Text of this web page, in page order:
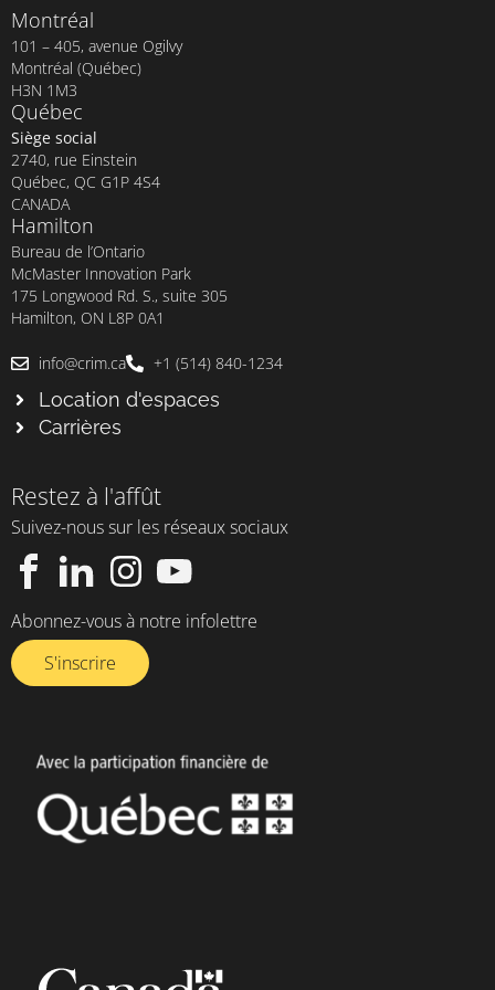
Montréal
101 – 405, avenue Ogilvy
Montréal (Québec)
H3N 1M3
Québec
Siège social
2740, rue Einstein
Québec, QC G1P 4S4
CANADA
Hamilton
Bureau de l’Ontario
McMaster Innovation Park
175 Longwood Rd. S., suite 305
Hamilton, ON L8P 0A1
info@crim.ca +1 (514) 840-1234
Location d'espaces
Carrières
Restez à l'affût
Suivez-nous sur les réseaux sociaux
Abonnez-vous à notre infolettre​
S'inscrire